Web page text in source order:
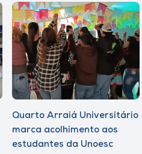
Quarto Arraiá Universitário
marca acolhimento aos
estudantes da Unoesc